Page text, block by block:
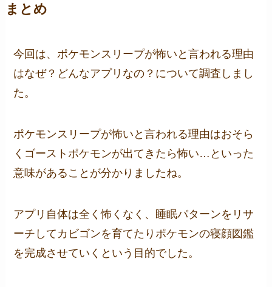
まとめ
今回は、ポケモンスリープが怖いと言われる理由
はなぜ？どんなアプリなの？について調査しまし
た。
ポケモンスリープが怖いと言われる理由はおそら
くゴーストポケモンが出てきたら怖い…といった
意味があることが分かりましたね。
アプリ自体は全く怖くなく、睡眠パターンをリサ
ーチしてカビゴンを育てたりポケモンの寝顔図鑑
を完成させていくという目的でした。